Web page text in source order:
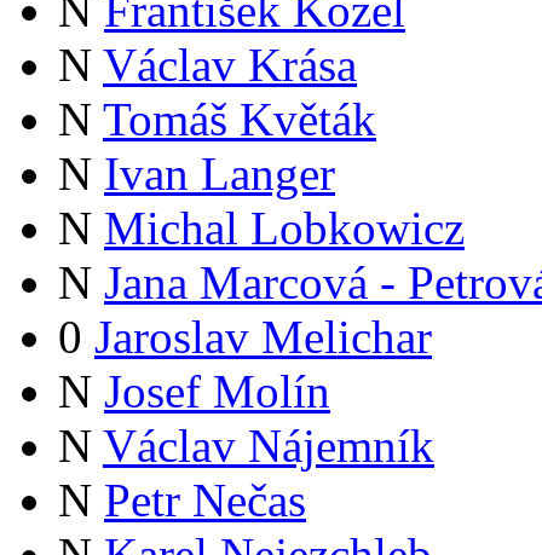
N František Kozel
N Václav Krása
N Tomáš Květák
N Ivan Langer
N Michal Lobkowicz
N Jana Marcová -
0 Jaroslav Melichar
N Josef Molín
N Václav Nájemník
N Petr Nečas